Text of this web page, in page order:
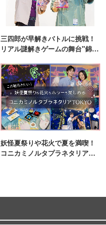
三四郎が早解きバトルに挑戦！
リアル謎解きゲームの舞台"錦糸
妖怪夏祭りや花火で夏を満喫！
コニカミノルタプラネタリア